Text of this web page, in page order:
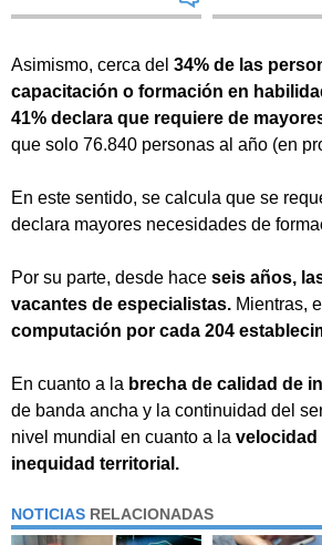
Asimismo, cerca del 34% de las
capacitación o formación en
41% declara que requiere de
que solo 76.840 personas al año (en
En este sentido, se calcula que se
declara mayores necesidades de
Por su parte, desde hace seis años,
vacantes de especialistas. Mientras,
computación por cada 204
En cuanto a la brecha de calidad de
de banda ancha y la continuidad del
nivel mundial en cuanto a la velocidad
inequidad territorial.
NOTICIAS RELACIONADAS